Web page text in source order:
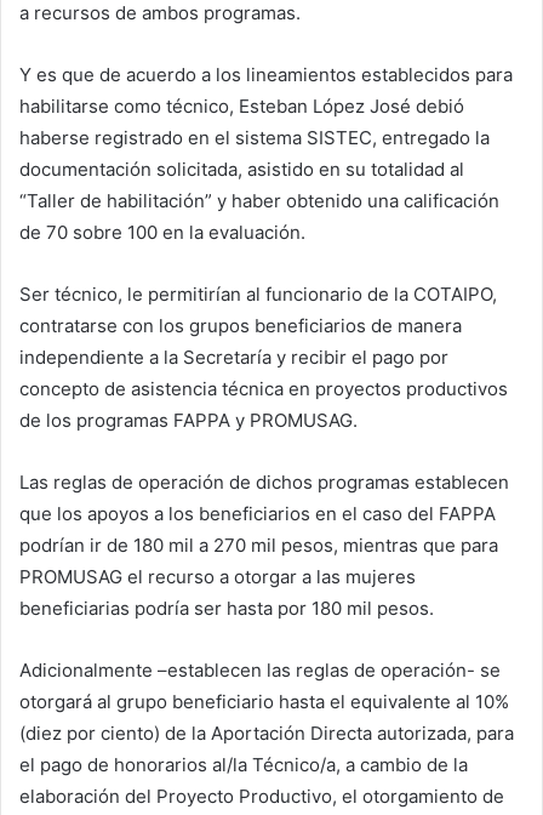
a recursos de ambos programas.
Y es que de acuerdo a los lineamientos establecidos para
habilitarse como técnico, Esteban López José debió
haberse registrado en el sistema SISTEC, entregado la
documentación solicitada, asistido en su totalidad al
“Taller de habilitación” y haber obtenido una calificación
de 70 sobre 100 en la evaluación.
Ser técnico, le permitirían al funcionario de la COTAIPO,
contratarse con los grupos beneficiarios de manera
independiente a la Secretaría y recibir el pago por
concepto de asistencia técnica en proyectos productivos
de los programas FAPPA y PROMUSAG.
Las reglas de operación de dichos programas establecen
que los apoyos a los beneficiarios en el caso del FAPPA
podrían ir de 180 mil a 270 mil pesos, mientras que para
PROMUSAG el recurso a otorgar a las mujeres
beneficiarias podría ser hasta por 180 mil pesos.
Adicionalmente –establecen las reglas de operación- se
otorgará al grupo beneficiario hasta el equivalente al 10%
(diez por ciento) de la Aportación Directa autorizada, para
el pago de honorarios al/la Técnico/a, a cambio de la
elaboración del Proyecto Productivo, el otorgamiento de